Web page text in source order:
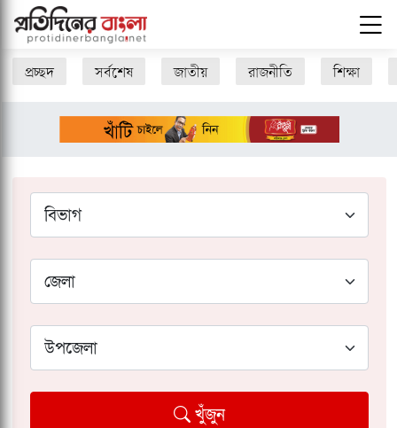
প্রচ্ছদ সর্বশেষ জাতীয় রাজনীতি শিক্ষা
খুঁজুন